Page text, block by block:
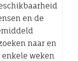
en de
naar en
weken